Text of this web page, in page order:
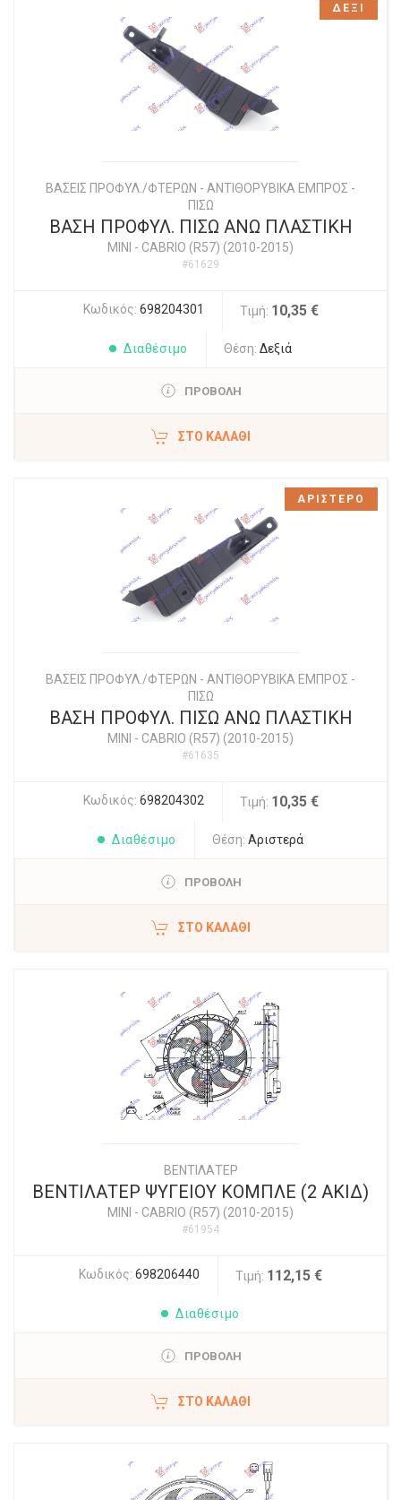
ΒΑΣΕΙΣ ΠΡΟΦΥΛ./ΦΤΕΡΩΝ - ΑΝΤΙΘΟΡΥΒΙΚΑ ΕΜΠΡΟΣ -
ΠΙΣΩ
ΒΑΣΗ ΠΡΟΦΥΛ. ΠΙΣΩ ΑΝΩ ΠΛΑΣΤΙΚΗ
MINI - CABRIO (R57) (2010-2015)
#61629
Κωδικός: 698204301 Τιμή: 10,35 €
Διαθέσιμο Θέση: Δεξιά
ΠΡΟΒΟΛΗ
ΣΤΟ ΚΑΛΆΘΙ
ΔΕΞΙ
ΒΑΣΕΙΣ ΠΡΟΦΥΛ./ΦΤΕΡΩΝ - ΑΝΤΙΘΟΡΥΒΙΚΑ ΕΜΠΡΟΣ -
ΠΙΣΩ
ΒΑΣΗ ΠΡΟΦΥΛ. ΠΙΣΩ ΑΝΩ ΠΛΑΣΤΙΚΗ
MINI - CABRIO (R57) (2010-2015)
#61635
Κωδικός: 698204302 Τιμή: 10,35 €
Διαθέσιμο Θέση: Αριστερά
ΠΡΟΒΟΛΗ
ΣΤΟ ΚΑΛΆΘΙ
ΑΡΙΣΤΕΡΟ
ΒΕΝΤΙΛΑΤΕΡ
ΒΕΝΤΙΛΑΤΕΡ ΨΥΓΕΙΟΥ ΚΟΜΠΛΕ (2 ΑΚΙΔ)
MINI - CABRIO (R57) (2010-2015)
#61954
Κωδικός: 698206440 Τιμή: 112,15 €
Διαθέσιμο
ΠΡΟΒΟΛΗ
ΣΤΟ ΚΑΛΆΘΙ